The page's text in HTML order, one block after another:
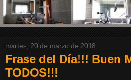
martes, 20 de marzo de 2018
Frase del Día!!! Buen
TODOS!!!